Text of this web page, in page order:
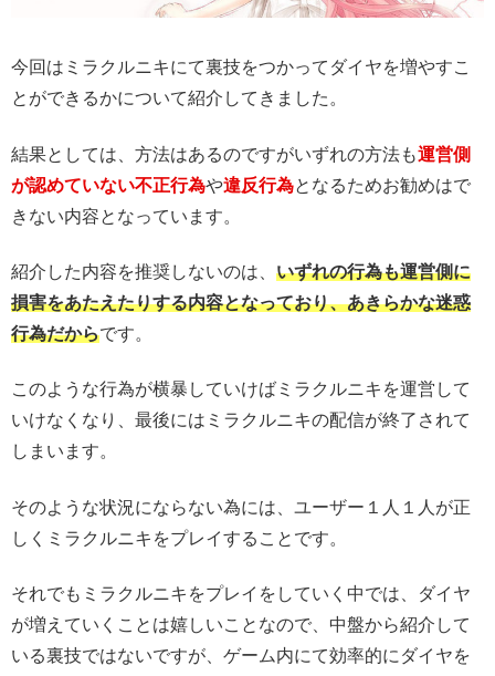
今回はミラクルニキにて裏技をつかってダイヤを増やすこ
とができるかについて紹介してきました。
結果としては、方法はあるのですがいずれの方法も運営側
が認めていない不正行為や違反行為となるためお勧めはで
きない内容となっています。
紹介した内容を推奨しないのは、 いずれの行為も運営側に
損害をあたえたりする内容となっており、あきらかな迷惑
行為だからです。
このような行為が横暴していけばミラクルニキを運営して
いけなくなり、最後にはミラクルニキの配信が終了されて
しまいます。
そのような状況にならない為には、ユーザー１人１人が正
しくミラクルニキをプレイすることです。
それでもミラクルニキをプレイをしていく中では、ダイヤ
が増えていくことは嬉しいことなので、中盤から紹介して
いる裏技ではないですが、ゲーム内にて効率的にダイヤを